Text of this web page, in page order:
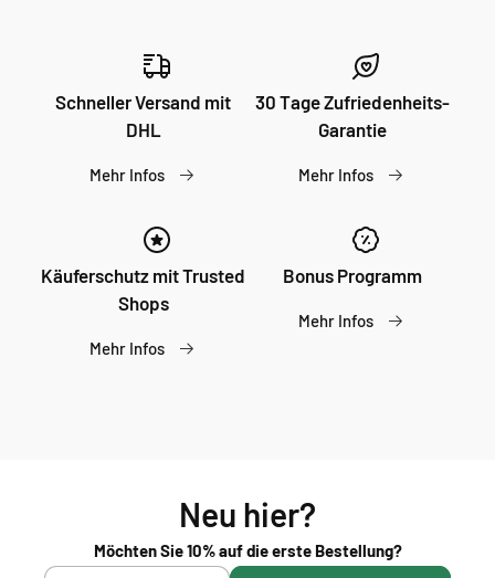
Schneller Versand mit
DHL
Mehr Infos
30 Tage Zufriedenheits-
Garantie
Mehr Infos
Käuferschutz mit Trusted
Shops
Mehr Infos
Bonus Programm
Mehr Infos
Neu hier?
Möchten Sie 10% auf die erste Bestellung?